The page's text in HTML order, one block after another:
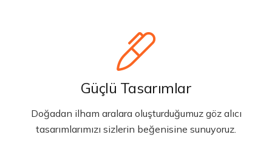
Güçlü Tasarımlar
Doğadan ilham aralara oluşturduğumuz göz alıcı
tasarımlarımızı sizlerin beğenisine sunuyoruz.